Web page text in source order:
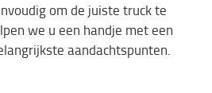
om de juiste truck te
we u een handje met een
aandachtspunten.